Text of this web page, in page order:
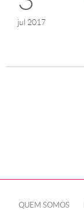
jul 2017
QUEM SOMOS